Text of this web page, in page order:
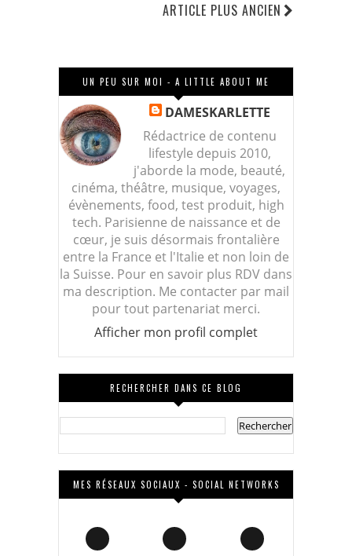
ARTICLE PLUS ANCIEN
UN PEU SUR MOI - A LITTLE ABOUT ME
DAMESKARLETTE
Rédactrice de contenu
lifestyle depuis 2010,
j'aborde la mode, beauté,
cinéma, théâtre, musique, voyages,
évènements, food, test produit, high
tech. Parisienne de naissance et de
cœur, je suis désormais frontalière
entre la France et l'Italie et non loin de
la Suisse. Pour en savoir plus RDV dans
ma description. Me contacter par mail
pour tout partenariat merci.
Afficher mon profil complet
RECHERCHER DANS CE BLOG
MES RÉSEAUX SOCIAUX - SOCIAL NETWORKS